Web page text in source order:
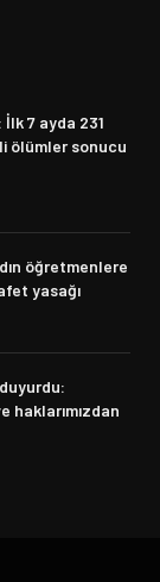
7 ayda 231
ölümler sonucu
öğretmenlere
yasağı
haklarımızdan